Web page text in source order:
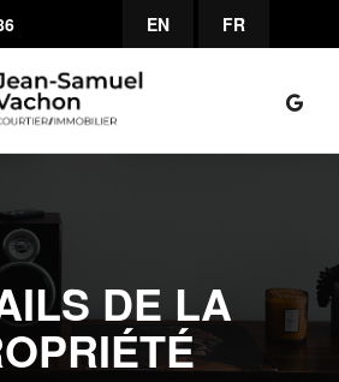
EN FR
DE LA